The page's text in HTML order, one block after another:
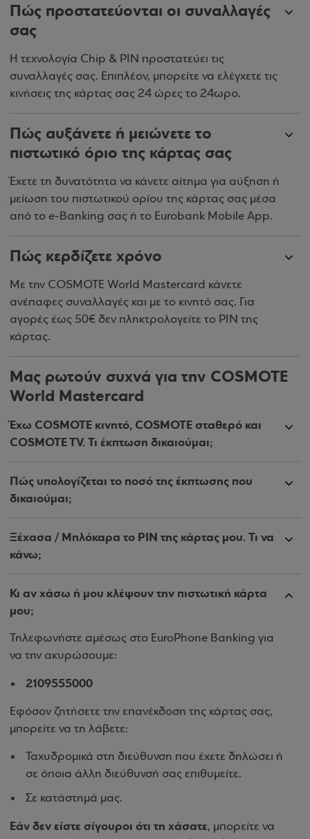
Πώς προστατεύονται οι συναλλαγές
σας
Η τεχνολογία Chip & PIN προστατεύει τις
συναλλαγές σας. Επιπλέον, μπορείτε να ελέγχετε τις
κινήσεις της κάρτας σας 24 ώρες το 24ωρο.
Πώς αυξάνετε ή μειώνετε το
πιστωτικό όριο της κάρτας σας
Έχετε τη δυνατότητα να κάνετε αίτημα για αύξηση ή
μείωση του πιστωτικού ορίου της κάρτας σας μέσα
από το e-Banking σας ή το Eurobank Mobile App.
Πώς κερδίζετε χρόνο
Με την COSMOTE World Mastercard κάνετε
ανέπαφες συναλλαγές και με το κινητό σας. Για
αγορές έως 50€ δεν πληκτρολογείτε το PIN της
κάρτας.
Μας ρωτούν συχνά για την COSMOTE
World Mastercard
Έχω COSMOTE κινητό, COSMOTE σταθερό και
COSMOTE TV. Τι έκπτωση δικαιούμαι;
Πώς υπολογίζεται το ποσό της έκπτωσης που
δικαιούμαι;
Ξέχασα / Μπλόκαρα το PIN της κάρτας μου. Τι να
κάνω;
Κι αν χάσω ή μου κλέψουν την πιστωτική κάρτα
μου;
Τηλεφωνήστε αμέσως στο EuroPhone Banking για
να την ακυρώσουμε:
2109555000
Εφόσον ζητήσετε την επανέκδοση της κάρτας σας,
μπορείτε να τη λάβετε:
Ταχυδρομικά στη διεύθυνση που έχετε δηλώσει ή
σε όποια άλλη διεύθυνσή σας επιθυμείτε.
Σε κατάστημά μας.
Εάν δεν είστε σίγουροι ότι τη χάσατε, μπορείτε να